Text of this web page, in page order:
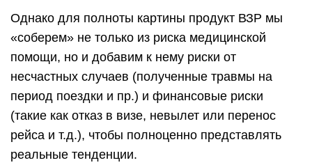
Однако для полноты картины продукт ВЗР мы
«соберем» не только из риска медицинской
помощи, но и добавим к нему риски от
несчастных случаев (полученные травмы на
период поездки и пр.) и финансовые риски
(такие как отказ в визе, невылет или перенос
рейса и т.д.), чтобы полноценно представлять
реальные тенденции.